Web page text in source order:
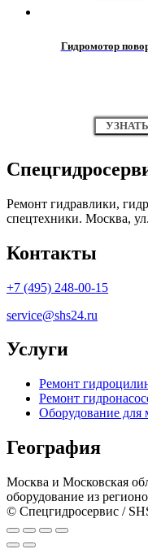
Гидромотор
Ремонт гидравлики,
спецтехники. Москва,
Контакты
+7 (495) 248-00-15
service@shs24.ru
Услуги
Ремонт
Ремонт
Оборудование для
География
Москва и Московская
оборудование из
© Спецгидросервис /